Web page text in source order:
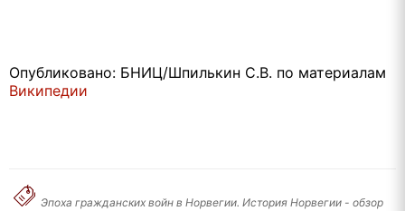
Опубликовано: БНИЦ/Шпилькин С.В. по материалам
Википедии
Эпоха гражданских войн в Норвегии. История Норвегии - обзор